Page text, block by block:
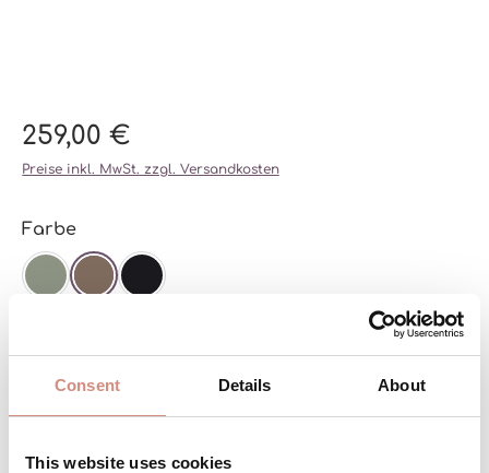
Consent Details About
This website uses cookies
259,00 €
Preise inkl. MwSt. zzgl. Versandkosten
Farbeauswählen
AGAVECHESTNUTSCHWARZ
XS S XL (DIESE OPTION IST